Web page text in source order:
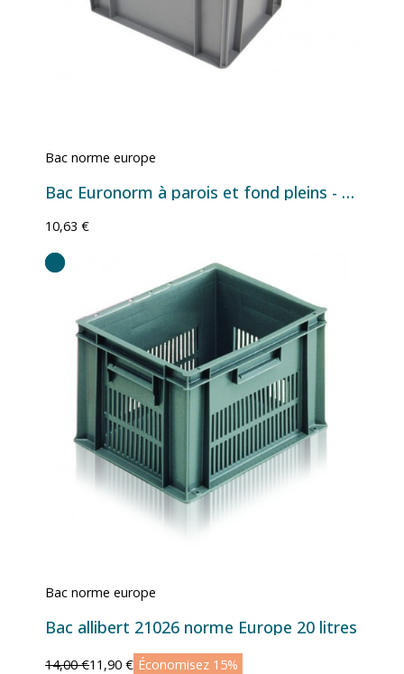
Bac norme europe
Bac Euronorm à parois et fond pleins - 22 L - 400×300×240 mm
10,63 €
Bac norme europe
Bac allibert 21026 norme Europe 20 litres
14,00 €11,90 € Économisez 15%